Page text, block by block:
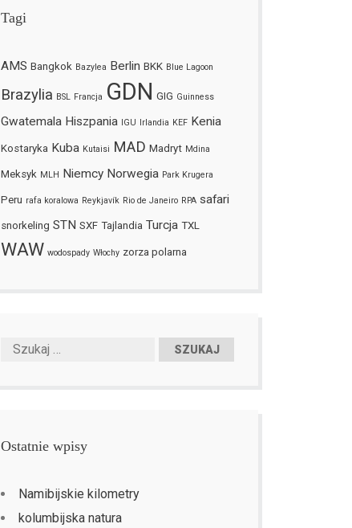
Tagi
AMS Bangkok Bazylea Berlin BKK Blue Lagoon
Brazylia BSL Francja GDN GIG Guinness
Gwatemala Hiszpania IGU Irlandia KEF Kenia
Kostaryka Kuba Kutaisi MAD Madryt Mdina
Meksyk MLH Niemcy Norwegia Park Krugera
Peru rafa koralowa Reykjavík Rio de Janeiro RPA safari
snorkeling STN SXF Tajlandia Turcja TXL
WAW wodospady Włochy zorza polarna
Ostatnie wpisy
Namibijskie kilometry
kolumbijska natura